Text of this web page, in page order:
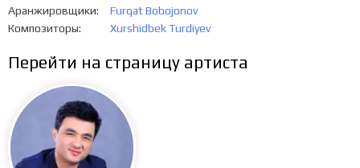
Аранжировщики
Furqat Bobojonov
Композиторы
Xurshidbek Turdiyev
Перейти на страницу артиста